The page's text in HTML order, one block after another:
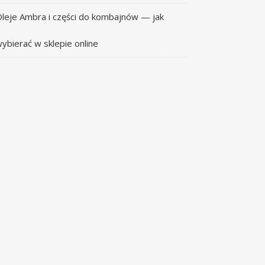
Ambra i części do kombajnów — jak
w sklepie online